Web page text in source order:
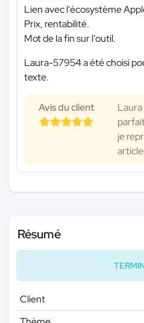
Lien avec l'écosystème
Prix, rentabilité.
Mot de la fin sur l'outil.
Laura-57954 a été choisi
texte.
Avis du client
Laura
je
Résumé
Client